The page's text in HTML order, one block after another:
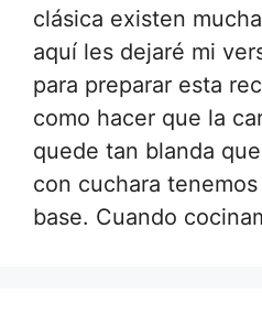
clásica existen
aquí les dejaré mi
para preparar esta
como hacer que la
quede tan blanda
con cuchara
base. Cuando